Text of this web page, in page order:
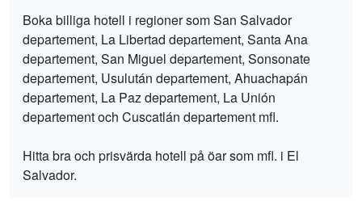
Boka billiga hotell i regioner som San Salvador
departement, La Libertad departement, Santa Ana
departement, San Miguel departement, Sonsonate
departement, Usulután departement, Ahuachapán
departement, La Paz departement, La Unión
departement och Cuscatlán departement mfl.
Hitta bra och prisvärda hotell på öar som mfl. i El
Salvador.